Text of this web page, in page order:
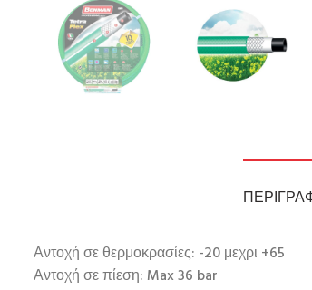
Αντοχή σε θερμοκρασίες: -20 μεχρι +65
Αντοχή σε πίεση: Max 36 bar